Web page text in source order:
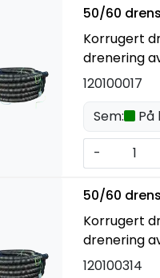
50/60
Korrugert
drenering
120100017
Sem:
På
-
50/60
Korrugert
drenering
120100314